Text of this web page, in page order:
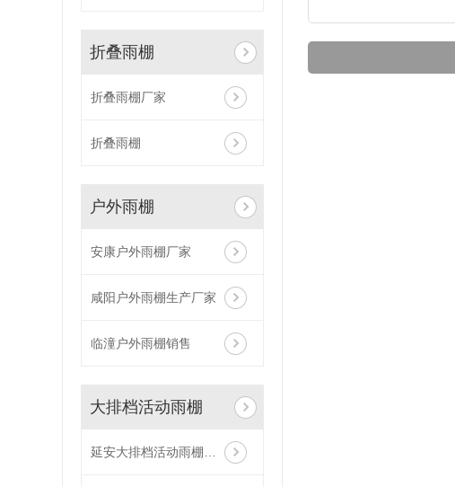
折叠雨棚
折叠雨棚厂家
折叠雨棚
户外雨棚
安康户外雨棚厂家
咸阳户外雨棚生产厂家
临潼户外雨棚销售
大排档活动雨棚
延安大排档活动雨棚定做